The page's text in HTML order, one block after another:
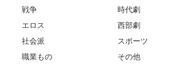
戦争
時代劇
エロス
西部劇
社会派
スポーツ
職業もの その他